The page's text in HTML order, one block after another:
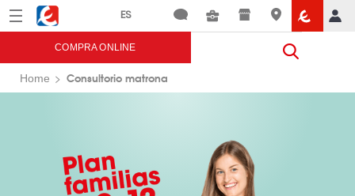
Menú Eroski
COMPRA ONLINE
Home Consultorio matrona